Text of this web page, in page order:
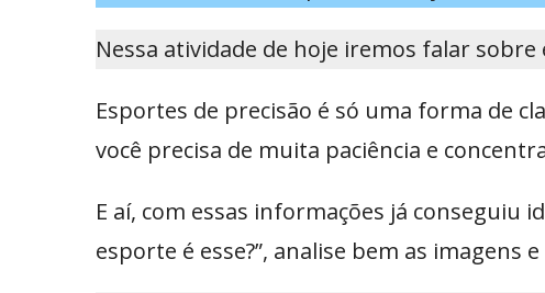
Nessa atividade de hoje iremos falar sobre
Esportes de precisão é só uma forma de
você precisa de muita paciência e
E aí, com essas informações já conseguiu
esporte é esse?”, analise bem as